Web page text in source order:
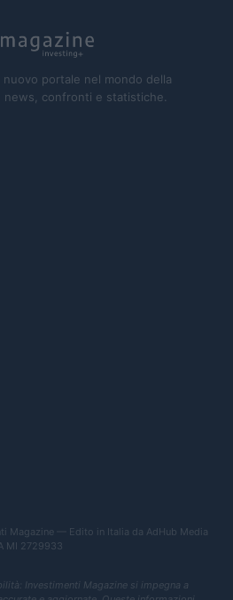
portale nel mondo della
news, confronti e statistiche.
Magazine — Edito in Italia da AdHub Media
MI 2729933
Investimenti Magazine si impegna a